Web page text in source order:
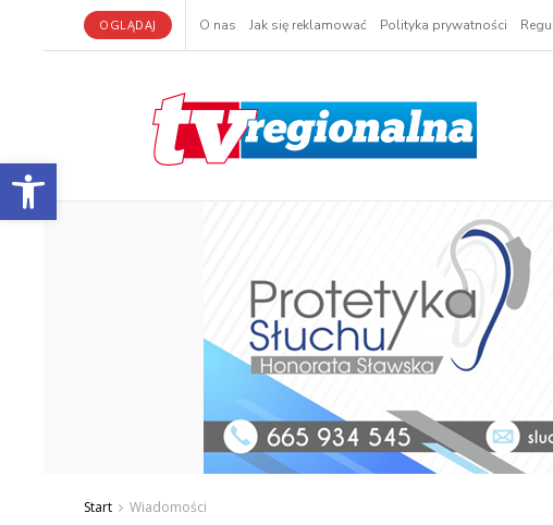
Otwórz pasek narzędzi
OGLĄDAJ O nas Jak się reklamować Polityka prywatności
Start Wiadomości